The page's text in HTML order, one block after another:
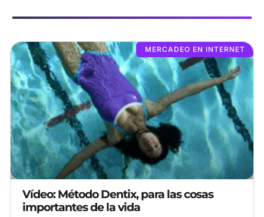
MERCADEO EN INTERNET
Vídeo: Método Dentix, para las cosas
importantes de la vida